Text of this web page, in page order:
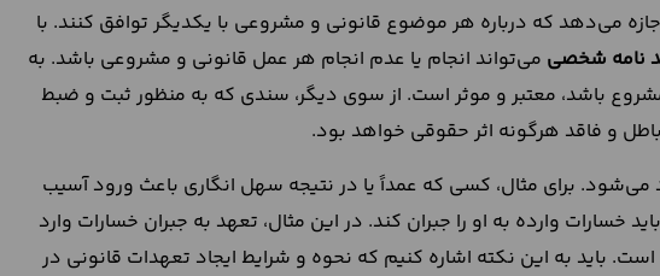
می‌دهد که درباره هر موضوع قانونی و مشروعی با یکدیگر توافق کنند. با
نامه شخصی می‌تواند انجام یا عدم انجام هر عمل قانونی و مشروعی باشد. به
باشد، معتبر و موثر است. از سوی دیگر، سندی که به منظور ثبت و ضبط
و فاقد هرگونه اثر حقوقی خواهد بود.
می‌شود. برای مثال، کسی که عمداً یا در نتیجه سهل انگاری باعث ورود آسیب
وارده به او را جبران کند. در این مثال، تعهد به جبران خسارات وارد
باید به این نکته اشاره کنیم که نحوه و شرایط ایجاد تعهدات قانونی در